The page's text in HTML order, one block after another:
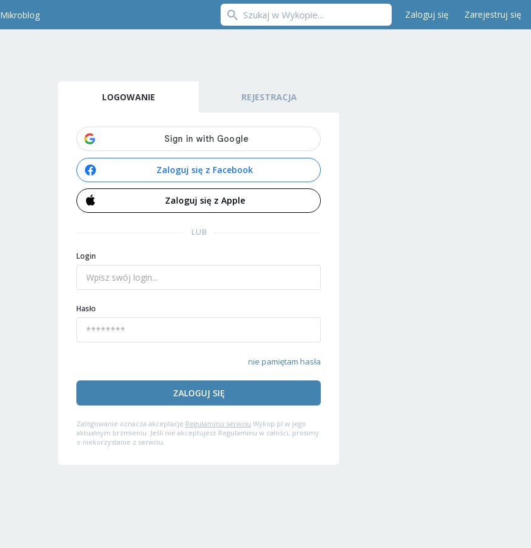
Mikroblog Zaloguj się Zarejestruj się
LOGOWANIE REJESTRACJA
Zaloguj się z Facebook
Zaloguj się z Apple
LUB
Login
Hasło
nie pamiętam hasła
ZALOGUJ SIĘ
Zalogowanie oznacza akceptację Regulaminu serwisu Wykop.pl w jego
aktualnym brzmieniu. Jeśli nie akceptujesz Regulaminu w całości, prosimy
o niekorzystanie z serwisu.